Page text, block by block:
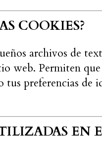
COOKIES?
archivos de
web. Permiten
tus preferencias
EN